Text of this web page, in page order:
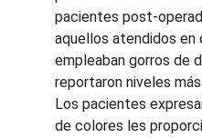
pacientes post-
aquellos atendidos en
empleaban gorros de
reportaron niveles
Los pacientes
de colores les